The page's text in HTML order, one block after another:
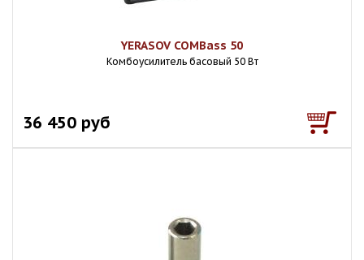
YERASOV COMBass 50
Комбоусилитель басовый 50 Вт
36 450 руб